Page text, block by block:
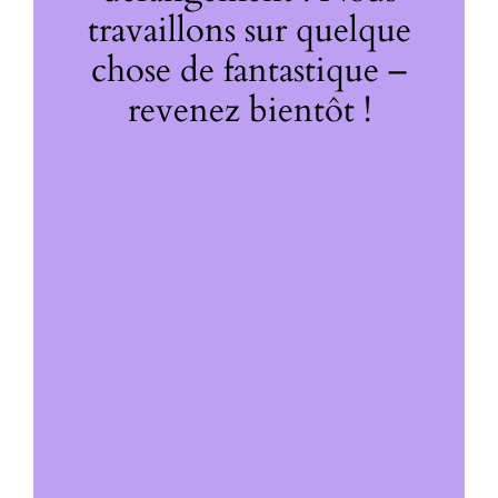
travaillons sur quelque
chose de fantastique –
revenez bientôt !